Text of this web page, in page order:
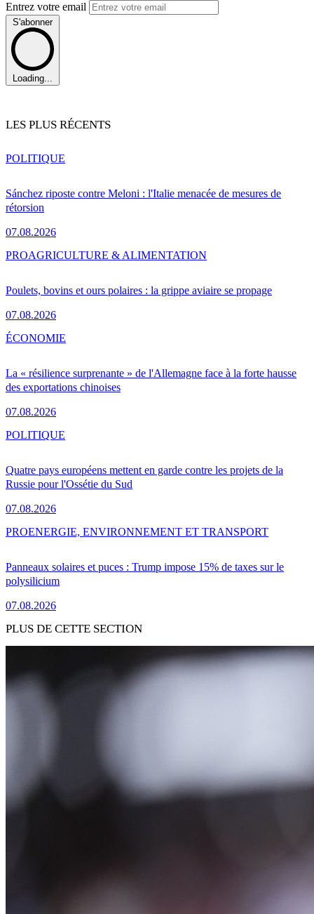
Entrez votre email
S'abonner
Loading...
LES PLUS RÉCENTS
Sánchez riposte contre Meloni : l'Italie menacée de mesures de
rétorsion
07.08.2026
POLITIQUE
Poulets, bovins et ours polaires : la grippe aviaire se propage
07.08.2026
PROAGRICULTURE & ALIMENTATION
La « résilience surprenante » de l'Allemagne face à la forte hausse
des exportations chinoises
07.08.2026
ÉCONOMIE
Quatre pays européens mettent en garde contre les projets de la
Russie pour l'Ossétie du Sud
07.08.2026
POLITIQUE
Panneaux solaires et puces : Trump impose 15% de taxes sur le
polysilicium
07.08.2026
PROENERGIE, ENVIRONNEMENT ET TRANSPORT
PLUS DE CETTE SECTION